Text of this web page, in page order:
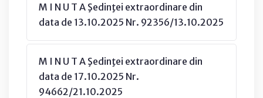
M I N U T A Şedinţei extraordinare din
data de 13.10.2025 Nr. 92356/13.10.2025
M I N U T A Şedinţei extraordinare din
data de 17.10.2025 Nr.
94662/21.10.2025